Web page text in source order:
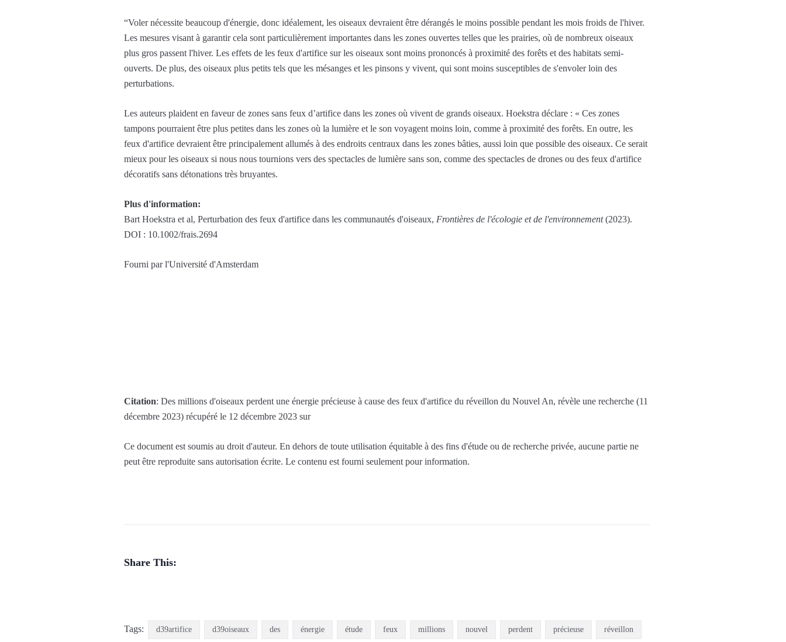
“Voler nécessite beaucoup d'énergie, donc idéalement, les oiseaux devraient être dérangés le moins possible pendant les mois froids de l'hiver.
Les mesures visant à garantir cela sont particulièrement importantes dans les zones ouvertes telles que les prairies, où de nombreux oiseaux
plus gros passent l'hiver. Les effets de les feux d'artifice sur les oiseaux sont moins prononcés à proximité des forêts et des habitats semi-
ouverts. De plus, des oiseaux plus petits tels que les mésanges et les pinsons y vivent, qui sont moins susceptibles de s'envoler loin des
perturbations.
Les auteurs plaident en faveur de zones sans feux d’artifice dans les zones où vivent de grands oiseaux. Hoekstra déclare : « Ces zones
tampons pourraient être plus petites dans les zones où la lumière et le son voyagent moins loin, comme à proximité des forêts. En outre, les
feux d'artifice devraient être principalement allumés à des endroits centraux dans les zones bâties, aussi loin que possible des oiseaux. Ce serait
mieux pour les oiseaux si nous nous tournions vers des spectacles de lumière sans son, comme des spectacles de drones ou des feux d'artifice
décoratifs sans détonations très bruyantes.
Plus d'information:
Bart Hoekstra et al, Perturbation des feux d'artifice dans les communautés d'oiseaux, Frontières de l'écologie et de l'environnement(2023).
DOI : 10.1002/frais.2694
Fourni par l'Université d'Amsterdam
Citation: Des millions d'oiseaux perdent une énergie précieuse à cause des feux d'artifice du réveillon du Nouvel An, révèle une recherche (11
décembre 2023) récupéré le 12 décembre 2023 sur
Ce document est soumis au droit d'auteur. En dehors de toute utilisation équitable à des fins d'étude ou de recherche privée, aucune partie ne
peut être reproduite sans autorisation écrite. Le contenu est fourni seulement pour information.
Share This:
Tags: d39artifice d39oiseaux des énergie étude feux millions nouvel perdent précieuse réveillon